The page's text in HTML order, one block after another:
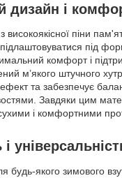
дизайн і
високоякісної піни
підлаштовуватися під
комфорт і
м’якого штучного
та забезпечує
Завдяки цим
і комфортними
будь-якого зимового